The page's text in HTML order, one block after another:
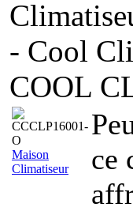
- Cool
COOL
Maison
Climatiseur
ce